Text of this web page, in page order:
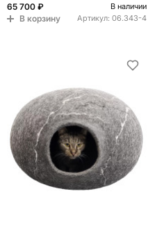
65 700 ₽
В наличии
В корзину Артикул: 06.343-4